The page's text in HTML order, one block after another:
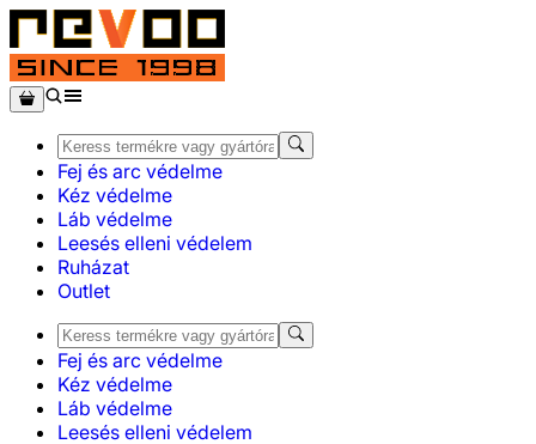
Fej és arc védelme
Kéz védelme
Láb védelme
Leesés elleni védelem
Ruházat
Outlet
Fej és arc védelme
Kéz védelme
Láb védelme
Leesés elleni védelem